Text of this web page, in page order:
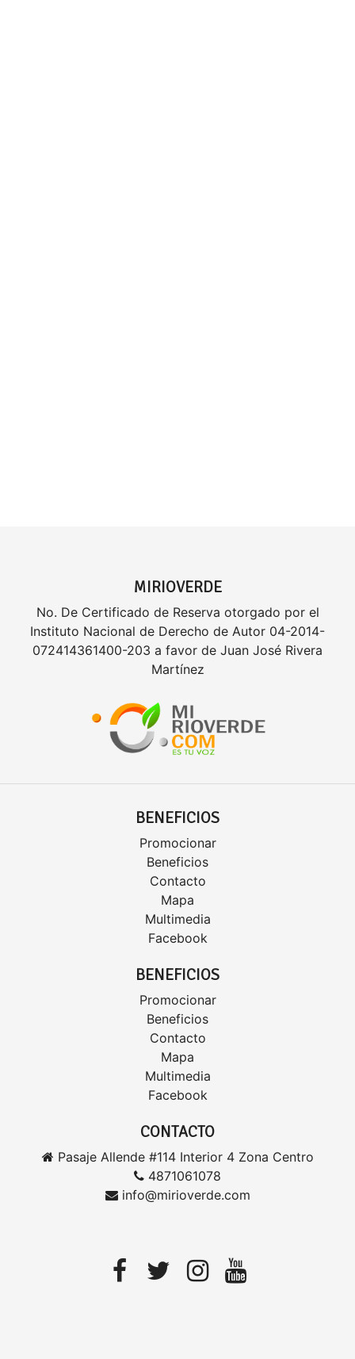
MIRIOVERDE
No. De Certificado de Reserva otorgado por el
Instituto Nacional de Derecho de Autor 04-2014-
072414361400-203 a favor de Juan José Rivera
Martínez
BENEFICIOS
Promocionar
Beneficios
Contacto
Mapa
Multimedia
Facebook
BENEFICIOS
Promocionar
Beneficios
Contacto
Mapa
Multimedia
Facebook
CONTACTO
Pasaje Allende #114 Interior 4 Zona Centro
4871061078
info@mirioverde.com